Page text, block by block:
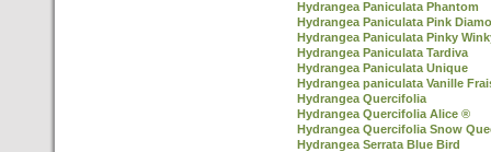
Hydrangea Paniculata Phantom
Hydrangea Paniculata Pink
Hydrangea Paniculata Pinky
Hydrangea Paniculata Tardiva
Hydrangea Paniculata Unique
Hydrangea paniculata Vanille
Hydrangea Quercifolia
Hydrangea Quercifolia Alice ®
Hydrangea Quercifolia Snow
Hydrangea Serrata Blue Bird